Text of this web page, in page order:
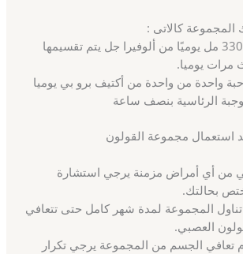
كالاتى :
يرجي تناول 330 مل يوميًا من ألوفيرا جل يتم تقسيمها
مرات يوميا.
واحدة من واحدة من أكتيف برو بي يوميا
الرئاسية بنصف ساعة
استعمال مجموعة القولون
من أي أمراض مزمنة يرجي استشارة
بحالتك.
المجموعة لمدة شهر كامل حتى تتعافي
العصبي.
تعافي الجسم من المجموعة يرجي تكرار